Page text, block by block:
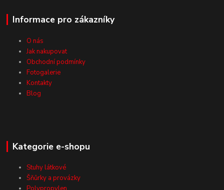
Informace pro zákazníky
O nás
Jak nakupovat
Obchodní podmínky
Fotogalerie
Kontakty
Blog
Kategorie e-shopu
Stuhy látkové
Šňůrky a provázky